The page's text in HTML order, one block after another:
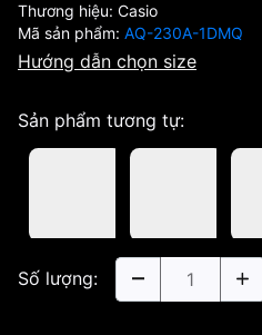
Thương hiệu: Casio
Mã sản phẩm: AQ-230A-1DMQ
Hướng dẫn chọn size
Sản phẩm tương tự:
Số lượng: